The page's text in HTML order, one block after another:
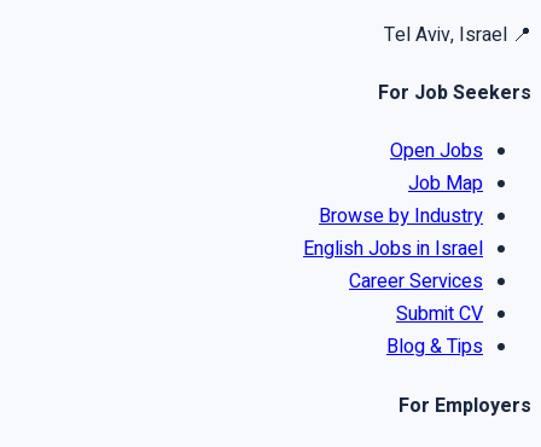
📍
Tel Aviv, Israel
For Job Seekers
Open Jobs
Job Map
Browse by Industry
English Jobs in Israel
Career Services
Submit CV
Blog & Tips
For Employers